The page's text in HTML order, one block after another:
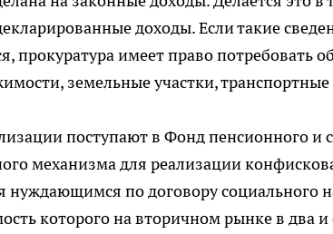
доходы. Если такие
прокуратура имеет право потребовать
земельные участки,
поступают в Фонд пенсионного и
механизма для реализации
нуждающимся по договору социального
которого на вторичном рынке в два